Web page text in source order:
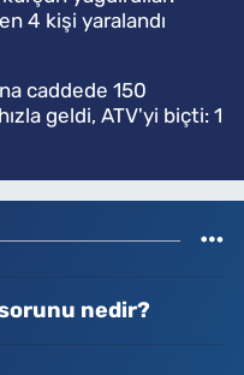
4 kişi yaralandı
caddede 150
geldi, ATV'yi biçti: 1
nedir?